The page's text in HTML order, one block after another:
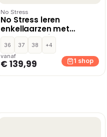
No Stress
No Stress leren
enkellaarzen met
blokhak bruin
36 37 38
+4
vanaf
€ 139,99 1 shop